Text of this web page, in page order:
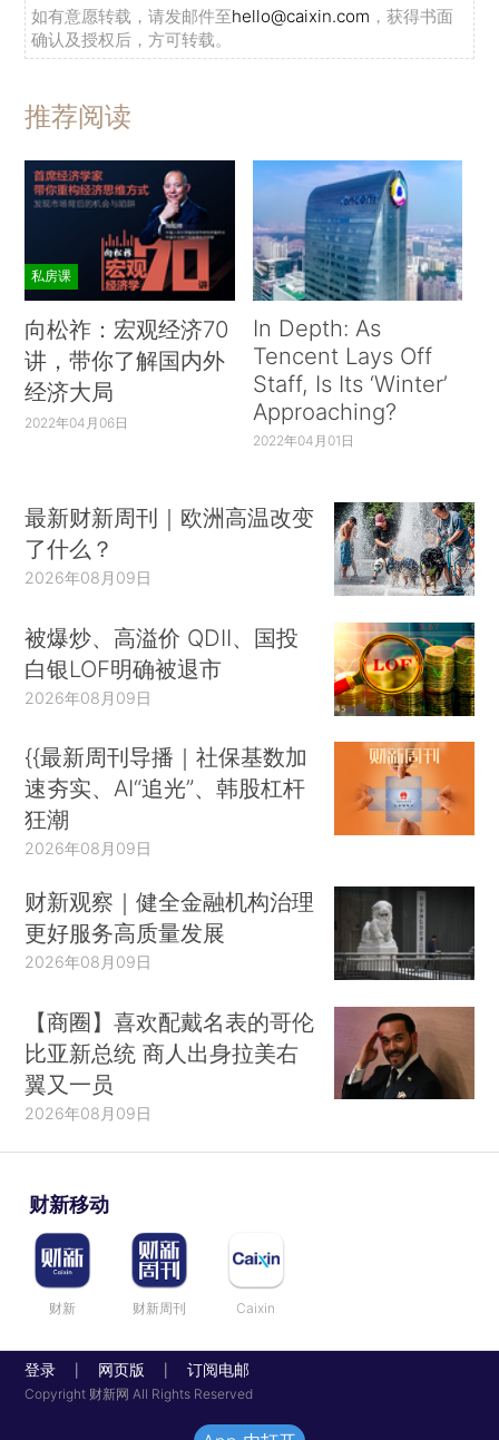
如有意愿转载，请发邮件至hello@caixin.com ，获得书面
确认及授权后，方可转载。
推荐阅读
私房课
向松祚：宏观经济70
讲，带你了解国内外
经济大局
2022年04月06日
In Depth: As
Tencent Lays Off
Staff, Is Its ‘Winter’
Approaching?
2022年04月01日
最新财新周刊｜欧洲高温改变
了什么？
2026年08月09日
被爆炒、高溢价 QDII、国投
白银LOF明确被退市
2026年08月09日
{{最新周刊导播｜社保基数加
速夯实、AI“追光”、韩股杠杆
狂潮
2026年08月09日
财新观察｜健全金融机构治理
更好服务高质量发展
2026年08月09日
【商圈】喜欢配戴名表的哥伦
比亚新总统 商人出身拉美右
翼又一员
2026年08月09日
财新移动
财新 财新周刊 Caixin
登录 网页版 订阅电邮
Copyright 财新网 All Rights Reserved